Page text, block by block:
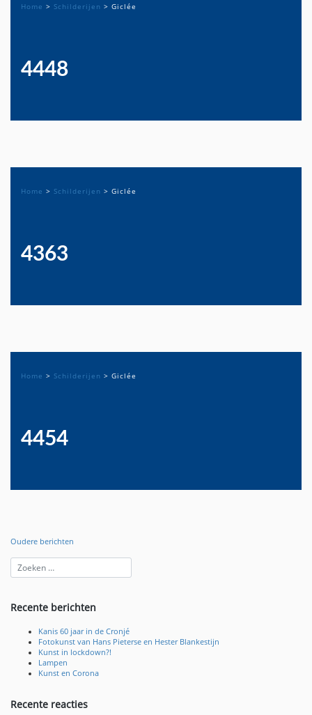
Home > Schilderijen > Giclée
4448
Home > Schilderijen > Giclée
4363
Home > Schilderijen > Giclée
4454
Berichtennavigatie
Oudere berichten
Recente berichten
Kanis 60 jaar in de Cronjé
Fotokunst van Hans Pieterse en Hester Blankestijn
Kunst in lockdown?!
Lampen
Kunst en Corona
Recente reacties